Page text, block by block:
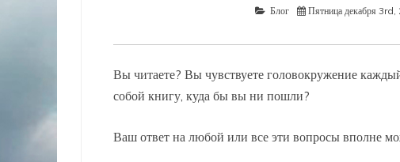
Блог Пятница декабря 3rd,
Вы читаете? Вы чувствуете головокружение
собой книгу, куда бы вы ни пошли?
Ваш ответ на любой или все эти вопросы вполне